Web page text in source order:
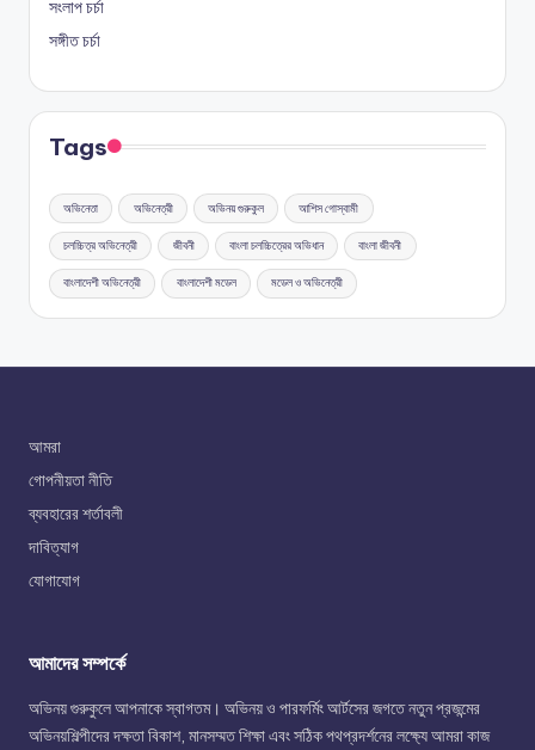
সংলাপ চর্চা
সঙ্গীত চর্চা
Tags
অভিনেতা অভিনেত্রী অভিনয় গুরুকুল আশিস গোস্বামী
চলচ্চিত্র অভিনেত্রী জীবনী বাংলা চলচ্চিত্রের অভিধান বাংলা জীবনী
বাংলাদেশী অভিনেত্রী বাংলাদেশী মডেল মডেল ও অভিনেত্রী
আমরা
গোপনীয়তা নীতি
ব্যবহারের শর্তাবলী
দাবিত্যাগ
যোগাযোগ
আমাদের সম্পর্কে
অভিনয় গুরুকুলে আপনাকে স্বাগতম। অভিনয় ও পারফর্মিং আর্টসের জগতে নতুন প্রজন্মের
অভিনয়শিল্পীদের দক্ষতা বিকাশ, মানসম্মত শিক্ষা এবং সঠিক পথপ্রদর্শনের লক্ষ্যে আমরা কাজ